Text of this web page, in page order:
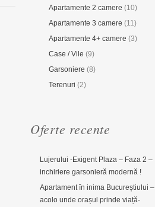
Apartamente 2 camere (10)
Apartamente 3 camere (11)
Apartamente 4+ camere (3)
Case / Vile (9)
Garsoniere (8)
Terenuri (2)
Oferte recente
Lujerului -Exigent Plaza – Faza 2 –
inchiriere garsonieră modernă !
Apartament în inima Bucureștiului –
acolo unde orașul prinde viață-